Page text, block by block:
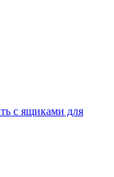
с ящиками для